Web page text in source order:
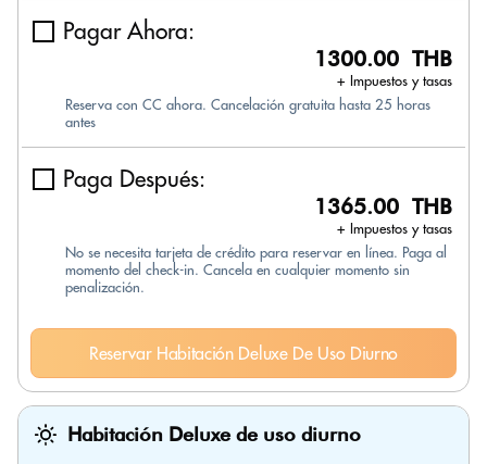
Pagar Ahora:
1300.00 THB
+ Impuestos y tasas
Reserva con CC ahora. Cancelación gratuita hasta 25 horas
antes
Paga Después:
1365.00 THB
+ Impuestos y tasas
No se necesita tarjeta de crédito para reservar en línea. Paga al
momento del check-in. Cancela en cualquier momento sin
penalización.
Reservar Habitación Deluxe De Uso Diurno
Habitación Deluxe de uso diurno